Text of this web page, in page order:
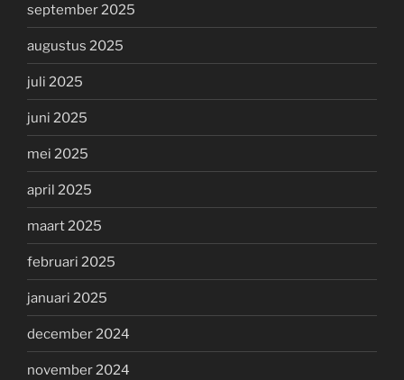
september 2025
augustus 2025
juli 2025
juni 2025
mei 2025
april 2025
maart 2025
februari 2025
januari 2025
december 2024
november 2024